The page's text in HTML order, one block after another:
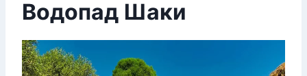
Водопад Шаки